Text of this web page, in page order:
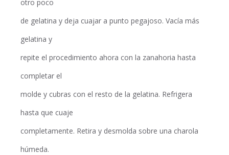
otro poco
de gelatina y deja cuajar a punto pegajoso. Vacía más
gelatina y
repite el procedimiento ahora con la zanahoria hasta
completar el
molde y cubras con el resto de la gelatina. Refrigera
hasta que cuaje
completamente. Retira y desmolda sobre una charola
húmeda.